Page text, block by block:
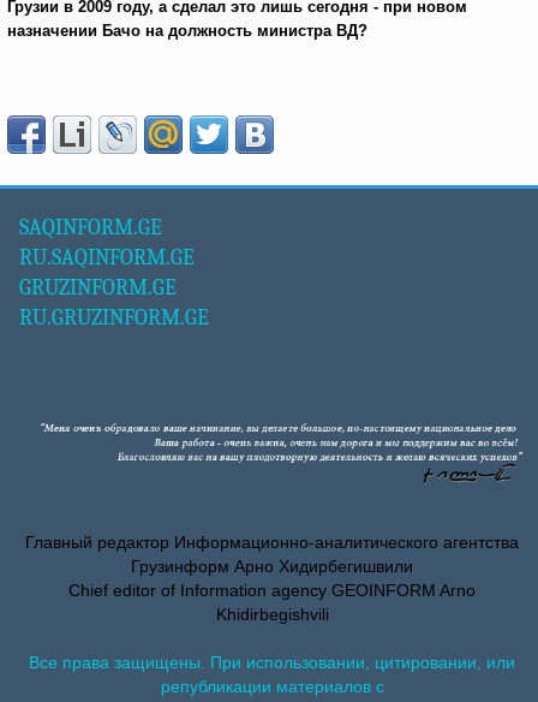
Грузии в 2009 году, а сделал это лишь сегодня - при новом
назначении Бачо на должность министра ВД?
SAQINFORM.GE
RU.SAQINFORM.GE
GRUZINFORM.GE
RU.GRUZINFORM.GE
Главный редактор Информационно-аналитического агентства
Грузинформ Арно Хидирбегишвили
Chief editor of Information agency GEOINFORM Arno
Khidirbegishvili
Все права защищены. При использовании, цитировании, или
републикации материалов с